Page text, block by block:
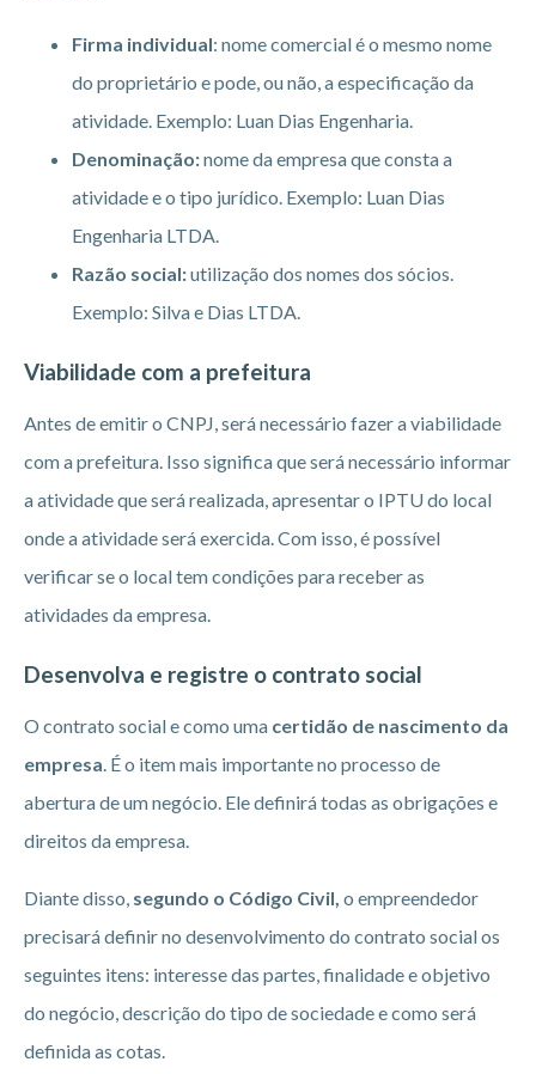
Firma individual: nome comercial é o mesmo nome
do proprietário e pode, ou não, a especificação da
atividade. Exemplo: Luan Dias Engenharia.
Denominação:nome da empresa que consta a
atividade e o tipo jurídico. Exemplo: Luan Dias
Engenharia LTDA.
Razão social:utilização dos nomes dos sócios.
Exemplo: Silva e Dias LTDA.
Viabilidade com a prefeitura
Antes de emitir o CNPJ, será necessário fazer a viabilidade
com a prefeitura. Isso significa que será necessário informar
a atividade que será realizada, apresentar o IPTU do local
onde a atividade será exercida. Com isso, é possível
verificar se o local tem condições para receber as
atividades da empresa.
Desenvolva e registre o contrato social
O contrato social e como uma certidão de nascimento da
empresa. É o item mais importante no processo de
abertura de um negócio. Ele definirá todas as obrigações e
direitos da empresa.
Diante disso, segundo o Código Civil, o empreendedor
precisará definir no desenvolvimento do contrato social os
seguintes itens: interesse das partes, finalidade e objetivo
do negócio, descrição do tipo de sociedade e como será
definida as cotas.